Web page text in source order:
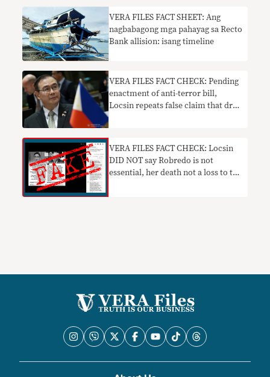
VERA FILES FACT SHEET: Ang
nagbabagong mga pahayag sa Recto
Bank allision: isang timeline
VERA FILES FACT CHECK: Pending
enactment of anti-terror bill,
Locsin repeats false claim that drug
VERA FILES FACT CHECK: Locsin
DID NOT say Robredo is not
essential, her death not a loss to the